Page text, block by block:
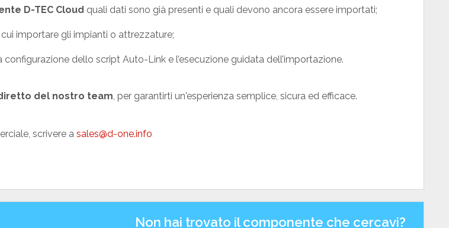
D-TEC Cloud quali dati sono già presenti e quali devono ancora essere importati;
importare gli impianti o attrezzature;
dello script Auto-Link e l’esecuzione guidata dell’importazione.
del nostro team , per garantirti un'esperienza semplice, sicura ed efficace.
scrivere a sales@d-one.info
Non hai trovato il componente che cercavi?